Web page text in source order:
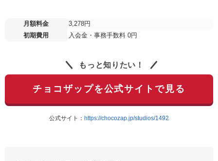
月額料金
3,278円
初期費用
入会金・事務手数料 0円
もっと知りたい！
チョコザップを公式サイトで見る
公式サイト： https://chocozap.jp/studios/1492